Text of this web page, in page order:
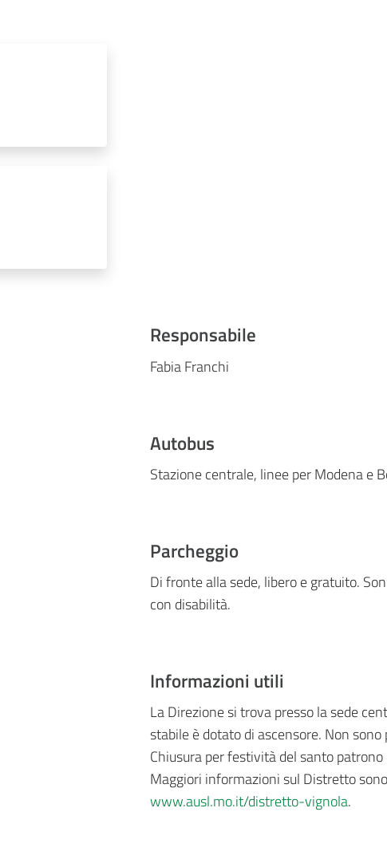
Responsabile
Fabia Franchi
Autobus
Stazione centrale, linee per Modena e
Parcheggio
Di fronte alla sede, libero e gratuito.
con disabilità.
Informazioni utili
La Direzione si trova presso la sede
stabile è dotato di ascensore. Non
Chiusura per festività del santo
Maggiori informazioni sul Distretto
www.ausl.mo.it/distretto-vignola.